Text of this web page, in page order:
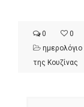
0
0
της Κουζίνας